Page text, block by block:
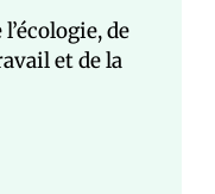
de
et de la